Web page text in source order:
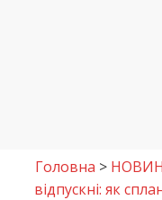
Головна >
відпускні: як